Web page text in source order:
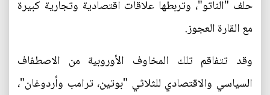
حلف "الناتو"، وتربطها علاقات اقتصادية وتجارية كبيرة
مع القارة العجوز.
وقد تتفاقم تلك المخاوف الأوروبية من الاصطفاف
السياسي والاقتصادي للثلاثي "بوتين، ترامب وأردوغان"،